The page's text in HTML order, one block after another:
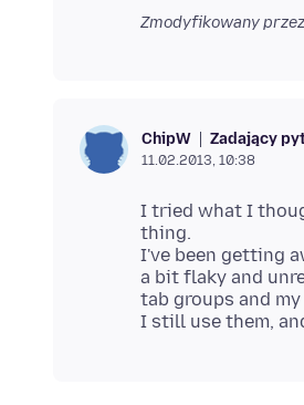
Zmodyfikowany
ChipW Zadający
11.02.2013, 10:38
I tried what I
thing.
I've been getting
a bit flaky and
tab groups and